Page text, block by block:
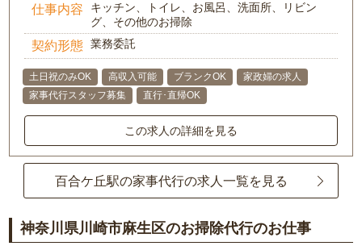
仕事内容
キッチン、トイレ、お風呂、洗面所、リビン
グ、その他のお掃除
契約形態 業務委託
土日祝のみOK 高収入可能 ブランクOK
家政婦の求人
家事代行スタッフ募集
直行･直帰OK
この求人の詳細を見る
百合ケ丘駅の家事代行の求人一覧を見る
神奈川県川崎市麻生区のお掃除代行のお仕事